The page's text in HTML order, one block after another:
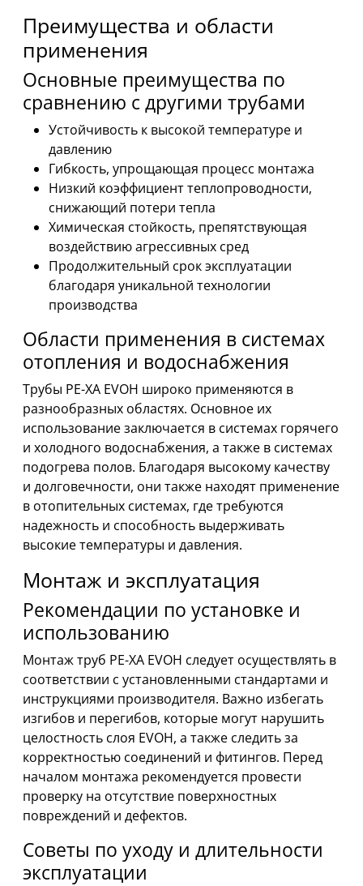
Преимущества и области
применения
Основные преимущества по
сравнению с другими трубами
Устойчивость к высокой температуре и
давлению
Гибкость, упрощающая процесс монтажа
Низкий коэффициент теплопроводности,
снижающий потери тепла
Химическая стойкость, препятствующая
воздействию агрессивных сред
Продолжительный срок эксплуатации
благодаря уникальной технологии
производства
Области применения в системах
отопления и водоснабжения
Трубы PE-XA EVOH широко применяются в
разнообразных областях. Основное их
использование заключается в системах горячего
и холодного водоснабжения, а также в системах
подогрева полов. Благодаря высокому качеству
и долговечности, они также находят применение
в отопительных системах, где требуются
надежность и способность выдерживать
высокие температуры и давления.
Монтаж и эксплуатация
Рекомендации по установке и
использованию
Монтаж труб PE-XA EVOH следует осуществлять в
соответствии с установленными стандартами и
инструкциями производителя. Важно избегать
изгибов и перегибов, которые могут нарушить
целостность слоя EVOH, а также следить за
корректностью соединений и фитингов. Перед
началом монтажа рекомендуется провести
проверку на отсутствие поверхностных
повреждений и дефектов.
Советы по уходу и длительности
эксплуатации